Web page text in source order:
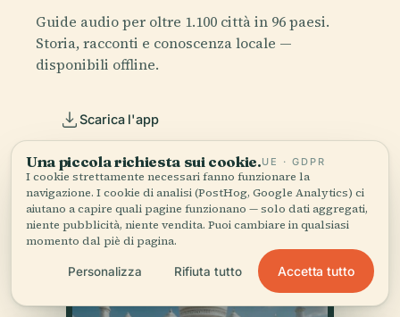
Guide audio per oltre 1.100 città in 96 paesi.
Storia, racconti e conoscenza locale —
disponibili offline.
Scarica l'app
Unisciti a oltre 50.000 viaggiatori
Una piccola richiesta sui cookie.UE · GDPR
I cookie strettamente necessari fanno funzionare la
navigazione. I cookie di analisi (PostHog, Google Analytics) ci
aiutano a capire quali pagine funzionano — solo dati aggregati,
niente pubblicità, niente vendita. Puoi cambiare in qualsiasi
momento dal piè di pagina.
Personalizza Rifiuta tutto Accetta tutto